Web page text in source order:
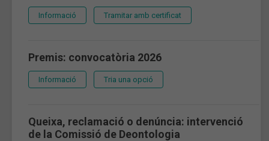
Informació Tramitar amb certificat
Premis: convocatòria 2026
Informació Tria una opció
Queixa, reclamació o denúncia: intervenció
de la Comissió de Deontologia